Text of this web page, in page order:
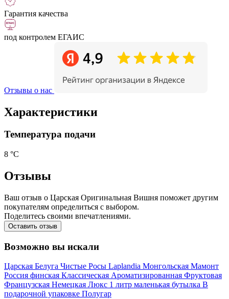
Гарантия качества
под контролем ЕГАИС
Отзывы о нас
Характеристики
Температура подачи
8 °С
Отзывы
Ваш отзыв о Царская Оригинальная Вишня поможет другим
покупателям определиться с выбором.
Поделитесь своими впечатлениями.
Оставить отзыв
Возможно вы искали
Царская Белуга Чистые Росы Laplandia Монгольская Мамонт
Россия финская Классическая Ароматизированная Фруктовая
Французская Немецкая Люкс 1 литр маленькая бутылка В
подарочной упаковке Полугар